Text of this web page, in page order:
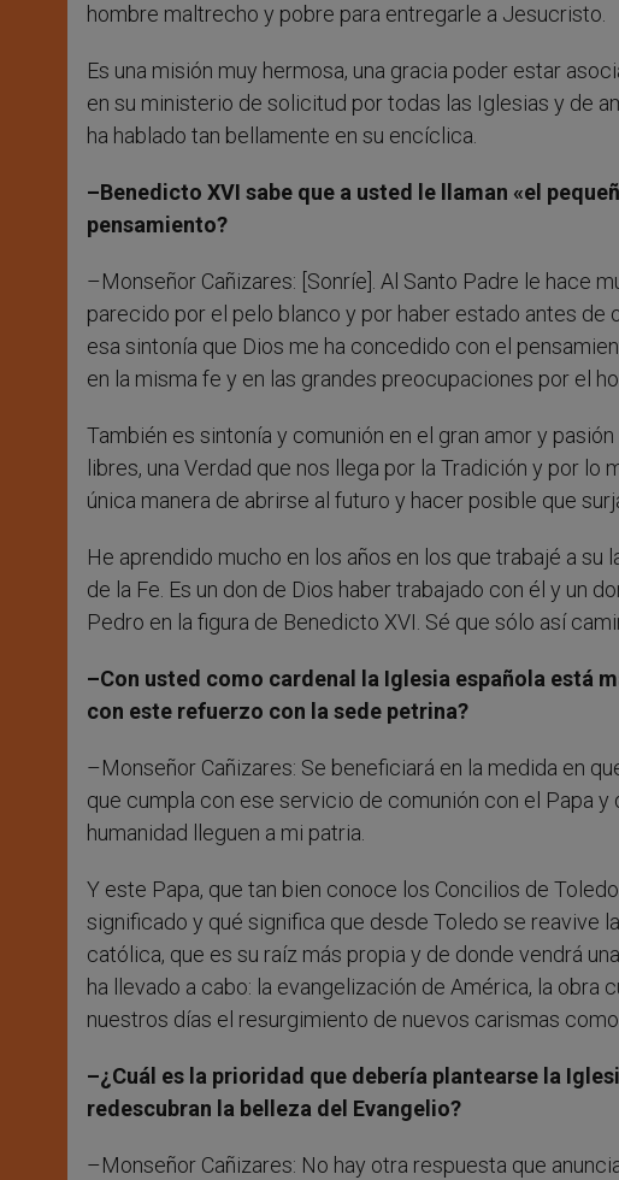
hombre maltrecho y pobre para entregarle a Jesucristo.
Es una misión muy hermosa, una gracia poder estar
en su ministerio de solicitud por todas las Iglesias y de
ha hablado tan bellamente en su encíclica.
–Benedicto XVI sabe que a usted le llaman «el
pensamiento?
–Monseñor Cañizares: [Sonríe]. Al Santo Padre le hace
parecido por el pelo blanco y por haber estado antes de
esa sintonía que Dios me ha concedido con el
en la misma fe y en las grandes preocupaciones por el
También es sintonía y comunión en el gran amor y
libres, una Verdad que nos llega por la Tradición y por
única manera de abrirse al futuro y hacer posible que
He aprendido mucho en los años en los que trabajé a
de la Fe. Es un don de Dios haber trabajado con él y un
Pedro en la figura de Benedicto XVI. Sé que sólo así
–Con usted como cardenal la Iglesia española está
con este refuerzo con la sede petrina?
–Monseñor Cañizares: Se beneficiará en la medida en
que cumpla con ese servicio de comunión con el Papa y
humanidad lleguen a mi patria.
Y este Papa, que tan bien conoce los Concilios de
significado y qué significa que desde Toledo se reavive
católica, que es su raíz más propia y de donde vendrá
ha llevado a cabo: la evangelización de América, la
nuestros días el resurgimiento de nuevos carismas
–¿Cuál es la prioridad que debería plantearse la
redescubran la belleza del Evangelio?
–Monseñor Cañizares: No hay otra respuesta que